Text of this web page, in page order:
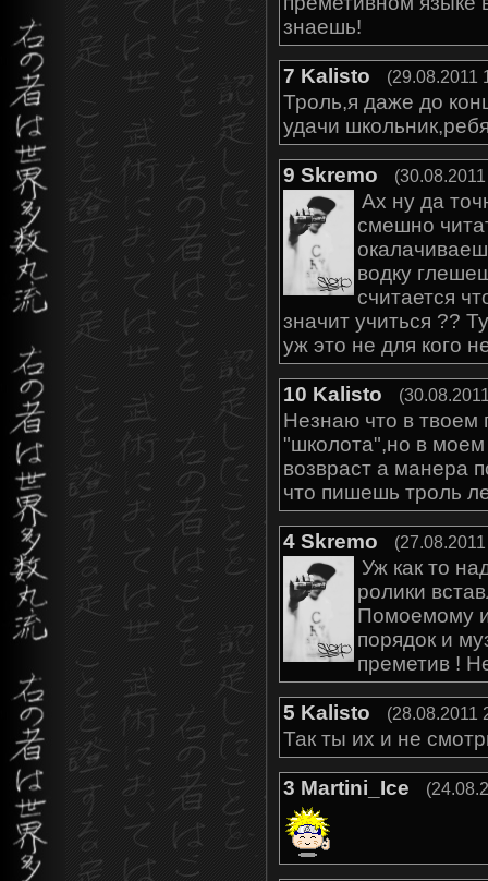
знаешь!
7 Kalisto (29.08.2011
Троль,я даже до
удачи
9 Skremo
Ах ну да
смешно
водку
считается
значит учиться ??
уж это не для кого
10 Kalisto
Незнаю что в твоем
"школота",но в
возвраст а манера
что пишешь троль
4 Skremo
Уж как то
ролики
Помоемому
порядок и
преметив !
5 Kalisto (28.08.2011
Так ты их и не
3 Martini_Ice